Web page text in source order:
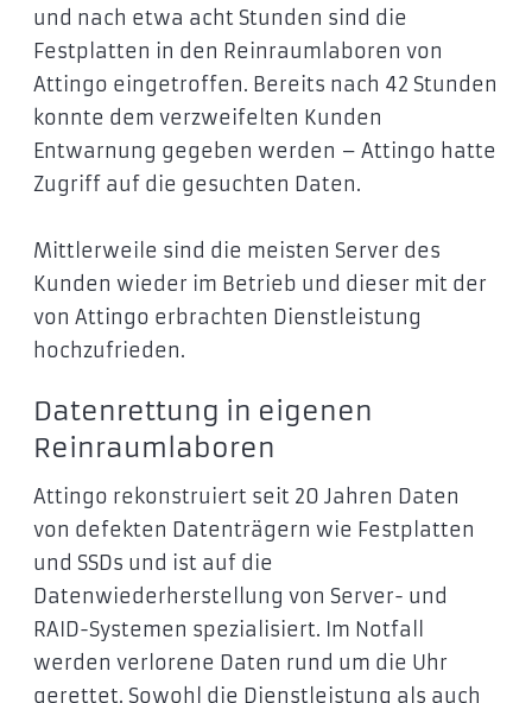
und nach etwa acht Stunden sind die
Festplatten in den Reinraumlaboren von
Attingo eingetroffen. Bereits nach 42 Stunden
konnte dem verzweifelten Kunden
Entwarnung gegeben werden – Attingo hatte
Zugriff auf die gesuchten Daten.
Mittlerweile sind die meisten Server des
Kunden wieder im Betrieb und dieser mit der
von Attingo erbrachten Dienstleistung
hochzufrieden.
Datenrettung in eigenen
Reinraumlaboren
Attingo rekonstruiert seit 20 Jahren Daten
von defekten Datenträgern wie Festplatten
und SSDs und ist auf die
Datenwiederherstellung von Server- und
RAID-Systemen spezialisiert. Im Notfall
werden verlorene Daten rund um die Uhr
gerettet. Sowohl die Dienstleistung als auch